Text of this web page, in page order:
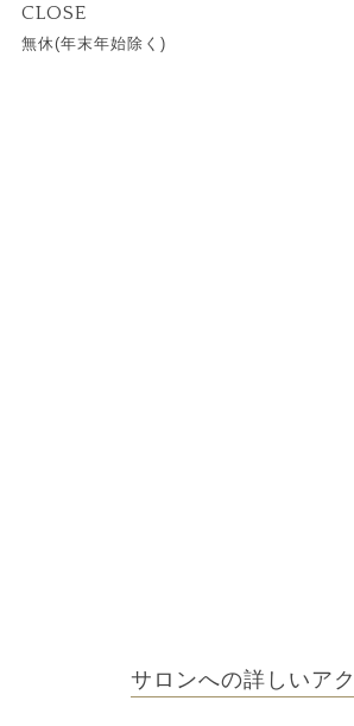
CLOSE
無休(年末年始除く)
サロンへの詳しいア